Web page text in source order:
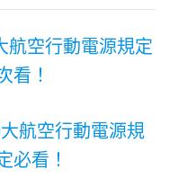
航空行動電源規定
看！
航空行動電源規
必看！